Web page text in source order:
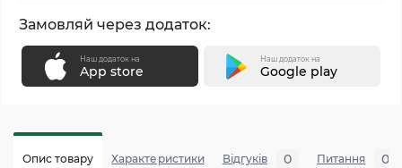
Замовляй через додаток:
Наш додаток на
App store
Наш додаток на
Google play
Опис товару Характеристики Відгуків 0 Питання 0